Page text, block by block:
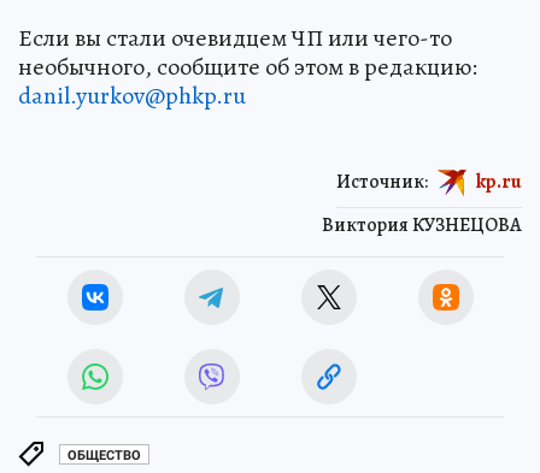
Если вы стали очевидцем ЧП или чего-то
необычного, сообщите об этом в редакцию:
danil.yurkov@phkp.ru
Виктория КУЗНЕЦОВА
Источник: kp.ru
ОБЩЕСТВО